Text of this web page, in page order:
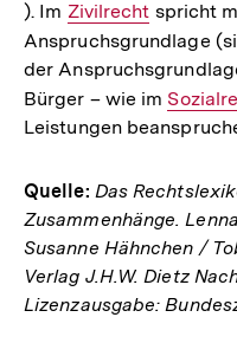
Link:
). Im Interner
Link:
Zivilrecht spricht
Anspruchsgrundlage
der
Bürger – wie im
Link:
Leistungen
Quelle: Das
Zusammenhänge.
Susanne Hähnchen /
Verlag J.H.W. Dietz
Lizenzausgabe: